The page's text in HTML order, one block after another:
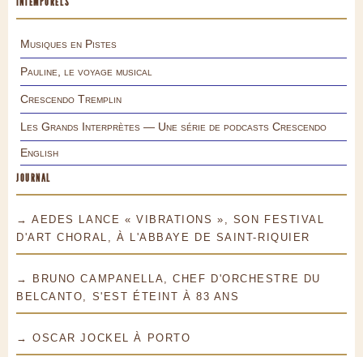
Musiques en Pistes
Pauline, le voyage musical
Crescendo Tremplin
Les Grands Interprètes — Une série de podcasts Crescendo
English
JOURNAL
→ AEDES LANCE « VIBRATIONS », SON FESTIVAL
D'ART CHORAL, À L'ABBAYE DE SAINT-RIQUIER
→ BRUNO CAMPANELLA, CHEF D'ORCHESTRE DU
BELCANTO, S'EST ÉTEINT À 83 ANS
→ OSCAR JOCKEL À PORTO